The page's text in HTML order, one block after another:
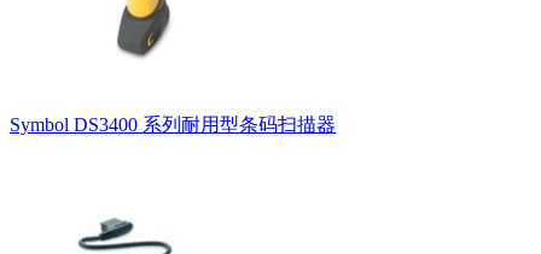
Symbol DS3400 系列耐用型条码扫描器